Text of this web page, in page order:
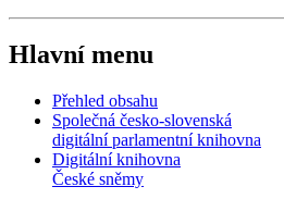
Hlavní menu
Přehled obsahu
Společná česko-slovenská
digitální parlamentní knihovna
Digitální knihovna
České sněmy